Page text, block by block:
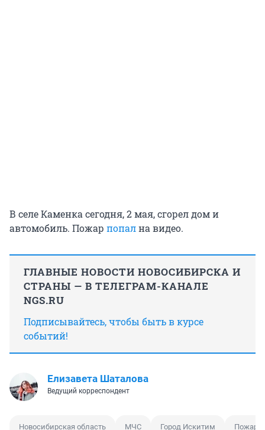
В селе Каменка сегодня, 2 мая, сгорел дом и
автомобиль. Пожар попална видео.
ГЛАВНЫЕ НОВОСТИ НОВОСИБИРСКА И
СТРАНЫ — В ТЕЛЕГРАМ-КАНАЛЕ
NGS.RU
Подписывайтесь, чтобы быть в курсе
событий!
Елизавета Шаталова
Ведущий корреспондент
Новосибирская область МЧС Город Искитим Пожар